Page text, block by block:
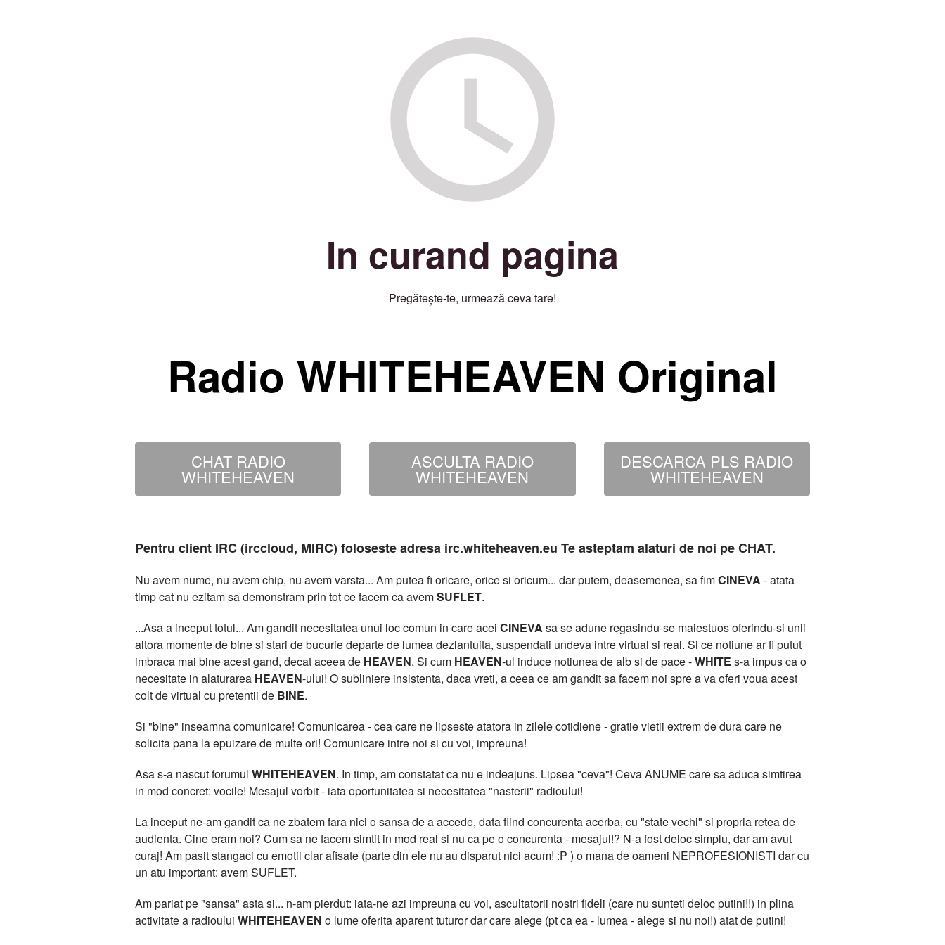
In curand pagina
Pregătește-te, urmează ceva tare!
Radio WHITEHEAVEN Original
CHAT RADIO
WHITEHEAVEN
ASCULTA RADIO
WHITEHEAVEN
DESCARCA PLS RADIO
WHITEHEAVEN
Pentru client IRC (irccloud, MIRC) foloseste adresa irc.whiteheaven.eu Te asteptam alaturi de noi pe CHAT.
Nu avem nume, nu avem chip, nu avem varsta... Am putea fi oricare, orice si oricum... dar putem, deasemenea, sa fimCINEVA - atata
timp cat nu ezitam sa demonstram prin tot ce facem ca avemSUFLET.
...Asa a inceput totul... Am gandit necesitatea unui loc comun in care acei CINEVA sa se adune regasindu-se maiestuos oferindu-si unii
altora momente de bine si stari de bucurie departe de lumea dezlantuita, suspendati undeva intre virtual si real. Si ce notiune ar fi putut
imbraca mai bine acest gand, decat aceea de HEAVEN. Si cum HEAVEN-ul induce notiunea de alb si de pace -WHITE s-a impus ca o
necesitate in alaturarea HEAVEN-ului! O subliniere insistenta, daca vreti, a ceea ce am gandit sa facem noi spre a va oferi voua acest
colt de virtual cu pretentii de BINE.
Si "bine" inseamna comunicare! Comunicarea - cea care ne lipseste atatora in zilele cotidiene - gratie vietii extrem de dura care ne
solicita pana la epuizare de multe ori! Comunicare intre noi si cu voi, impreuna!
Asa s-a nascut forumul WHITEHEAVEN. In timp, am constatat ca nu e indeajuns. Lipsea "ceva"! Ceva ANUME care sa aduca simtirea
in mod concret: vocile! Mesajul vorbit - iata oportunitatea si necesitatea "nasterii" radioului!
La inceput ne-am gandit ca ne zbatem fara nici o sansa de a accede, data fiind concurenta acerba, cu "state vechi" si propria retea de
audienta. Cine eram noi? Cum sa ne facem simtit in mod real si nu ca pe o concurenta - mesajul!? N-a fost deloc simplu, dar am avut
curaj! Am pasit stangaci cu emotii clar afisate (parte din ele nu au disparut nici acum! :P ) o mana de oameni NEPROFESIONISTI dar cu
un atu important: avem SUFLET.
Am pariat pe "sansa" asta si... n-am pierdut: iata-ne azi impreuna cu voi, ascultatorii nostri fideli (care nu sunteti deloc putini!!) in plina
activitate a radioului WHITEHEAVEN o lume oferita aparent tuturor dar care alege (pt ca ea - lumea - alege si nu noi!) atat de putini!